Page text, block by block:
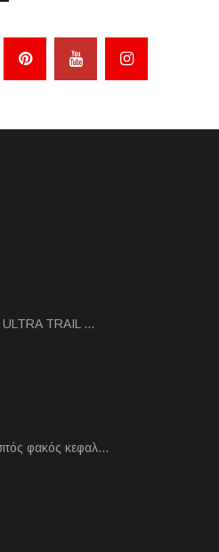
ULTRA TRAIL …
φακός κεφαλ…